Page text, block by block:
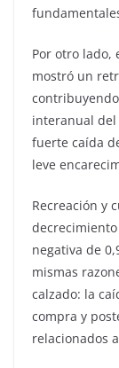
Por otro lado,
mostró un
interanual del
fuerte caída
leve
Recreación y
negativa de
mismas
calzado: la
compra y
relacionados